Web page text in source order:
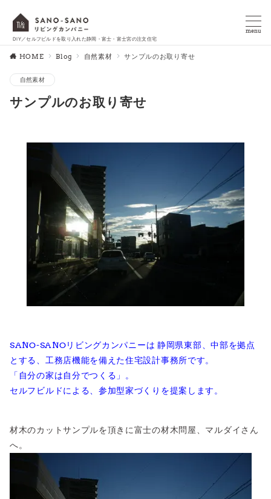
menu
DIY／セルフビルドを取り入れた静岡・富士・富士宮の注文住宅
HOME Blog 自然素材 サンプルのお取り寄せ
自然素材
サンプルのお取り寄せ
SANO-SANOリビングカンパニーは 静岡県東部、中部を拠点
とする、工務店機能を備えた住宅設計事務所です。
「自分の家は自分でつくる」。
セルフビルドによる、参加型家づくりを提案します。
材木のカットサンプルを頂きに富士の材木問屋、 マルダイ さん
へ。